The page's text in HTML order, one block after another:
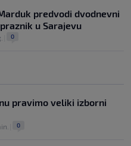
predvodi dvodnevni
u Sarajevu
0
pravimo veliki izborni
0